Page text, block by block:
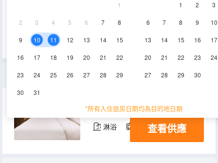
1
2 3 4 5 6 7 8
9 10 11 12 13 14 15
16 17 18 19 20 21 22
23 24 25 26 27 28 29
30 31
1
2 3
6 7 8 9 10
13 14 15 16 17
20 21 22 23 24
27 28 29 30
*所有入住退房日期均為目的地日期
25-28㎡ 空調
大床房【穿衣鏡+記憶枕】
18-20㎡ 2-3層
淋浴 電視機
查看供應